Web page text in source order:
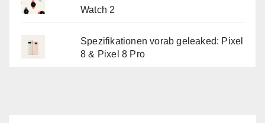
Watch 2
Spezifikationen vorab geleaked: Pixel
8 & Pixel 8 Pro